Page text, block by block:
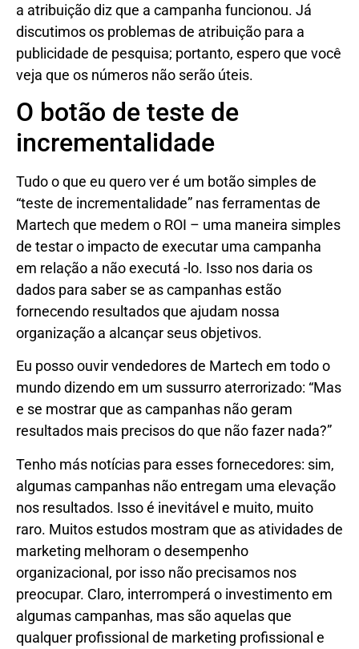
a atribuição diz que a campanha funcionou. Já
discutimos os problemas de atribuição para a
publicidade de pesquisa; portanto, espero que você
veja que os números não serão úteis.
O botão de teste de
incrementalidade
Tudo o que eu quero ver é um botão simples de
“teste de incrementalidade” nas ferramentas de
Martech que medem o ROI – uma maneira simples
de testar o impacto de executar uma campanha
em relação a não executá -lo. Isso nos daria os
dados para saber se as campanhas estão
fornecendo resultados que ajudam nossa
organização a alcançar seus objetivos.
Eu posso ouvir vendedores de Martech em todo o
mundo dizendo em um sussurro aterrorizado: “Mas
e se mostrar que as campanhas não geram
resultados mais precisos do que não fazer nada?”
Tenho más notícias para esses fornecedores: sim,
algumas campanhas não entregam uma elevação
nos resultados. Isso é inevitável e muito, muito
raro. Muitos estudos mostram que as atividades de
marketing melhoram o desempenho
organizacional, por isso não precisamos nos
preocupar. Claro, interromperá o investimento em
algumas campanhas, mas são aquelas que
qualquer profissional de marketing profissional e